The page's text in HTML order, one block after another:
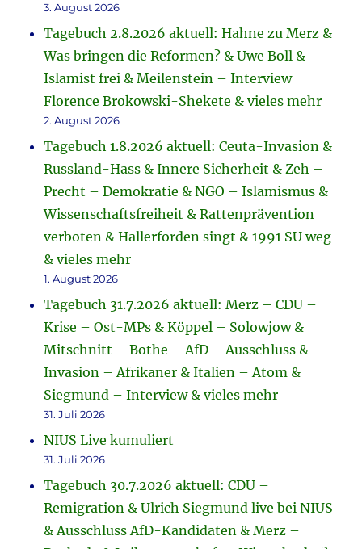
3. August 2026
Tagebuch 2.8.2026 aktuell: Hahne zu Merz &
Was bringen die Reformen? & Uwe Boll &
Islamist frei & Meilenstein – Interview
Florence Brokowski-Shekete & vieles mehr
2. August 2026
Tagebuch 1.8.2026 aktuell: Ceuta-Invasion &
Russland-Hass & Innere Sicherheit & Zeh –
Precht – Demokratie & NGO – Islamismus &
Wissenschaftsfreiheit & Rattenprävention
verboten & Hallerforden singt & 1991 SU weg
& vieles mehr
1. August 2026
Tagebuch 31.7.2026 aktuell: Merz – CDU –
Krise – Ost-MPs & Köppel – Solowjow &
Mitschnitt – Bothe – AfD – Ausschluss &
Invasion – Afrikaner & Italien – Atom &
Siegmund – Interview & vieles mehr
31. Juli 2026
NIUS Live kumuliert
31. Juli 2026
Tagebuch 30.7.2026 aktuell: CDU –
Remigration & Ulrich Siegmund live bei NIUS
& Ausschluss AfD-Kandidaten & Merz –